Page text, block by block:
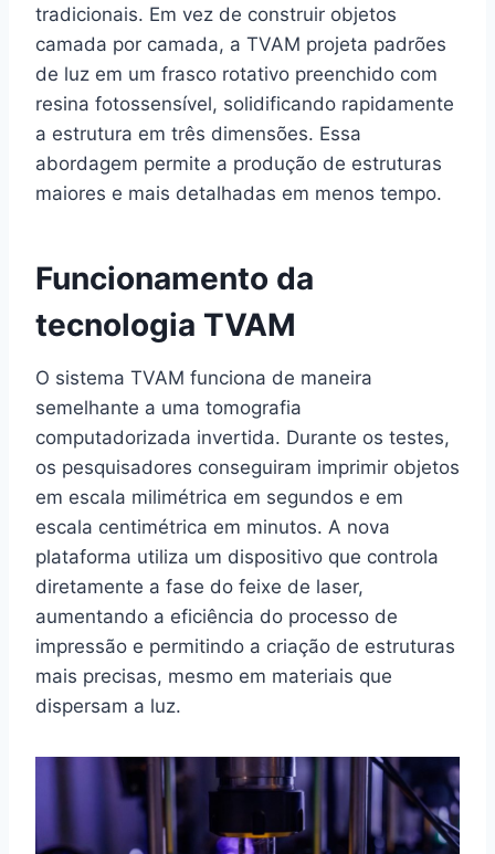
tradicionais. Em vez de construir objetos
camada por camada, a TVAM projeta padrões
de luz em um frasco rotativo preenchido com
resina fotossensível, solidificando rapidamente
a estrutura em três dimensões. Essa
abordagem permite a produção de estruturas
maiores e mais detalhadas em menos tempo.
Funcionamento da
tecnologia TVAM
O sistema TVAM funciona de maneira
semelhante a uma tomografia
computadorizada invertida. Durante os testes,
os pesquisadores conseguiram imprimir objetos
em escala milimétrica em segundos e em
escala centimétrica em minutos. A nova
plataforma utiliza um dispositivo que controla
diretamente a fase do feixe de laser,
aumentando a eficiência do processo de
impressão e permitindo a criação de estruturas
mais precisas, mesmo em materiais que
dispersam a luz.